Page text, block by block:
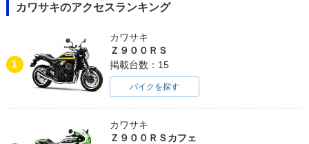
カワサキのアクセスランキング
1
カワサキ
Ｚ９００ＲＳ
掲載台数：15
バイクを探す
カワサキ
Ｚ９００ＲＳカフェ